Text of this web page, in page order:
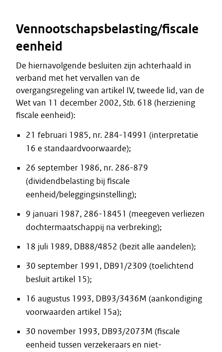
Vennootschapsbelasting/fiscale
eenheid
De hiernavolgende besluiten zijn achterhaald in
verband met het vervallen van de
overgangsregeling van artikel IV, tweede lid, van de
Wet van 11 december 2002,Stb. 618 (herziening
fiscale eenheid):
21 februari 1985, nr. 284-14991 (interpretatie
16 e standaardvoorwaarde);
26 september 1986, nr. 286-879
(dividendbelasting bij fiscale
eenheid/beleggingsinstelling);
9 januari 1987, 286-18451 (meegeven verliezen
dochtermaatschappij na verbreking);
18 juli 1989, DB88/4852 (bezit alle aandelen);
30 september 1991, DB91/2309 (toelichtend
besluit artikel 15);
16 augustus 1993, DB93/3436M (aankondiging
voorwaarden artikel 15a);
30 november 1993, DB93/2073M (fiscale
eenheid tussen verzekeraars en niet-